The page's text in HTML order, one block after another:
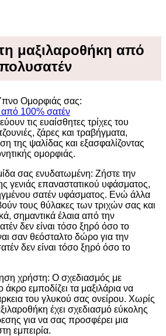
μαξιλαροθήκη από
Ομορφιάς σας:
100% σατέν
τις ευαίσθητες τρίχες του
ζάρες και τραβήγματα,
της ψαλίδας και εξασφαλίζοντας
ομορφιάς.
σας ενυδατωμένη: Ζήστε την
γενιάς επαναστατικού υφάσματος,
σατέν υφάσματος. Ενώ άλλα
τους θύλακες των τριχών σας και
σημαντικά έλαια από την
δεν είναι τόσο ξηρό όσο το
σαν θεόσταλτο δώρο για την
δεν είναι τόσο ξηρό όσο το
χρήστη: Ο σχεδιασμός με
άκρο εμποδίζει τα μαξιλάρια να
του γλυκού σας ονείρου. Χωρίς
έχει σχεδιασμό εύκολης
για να σας προσφέρει μια
εμπειρία.